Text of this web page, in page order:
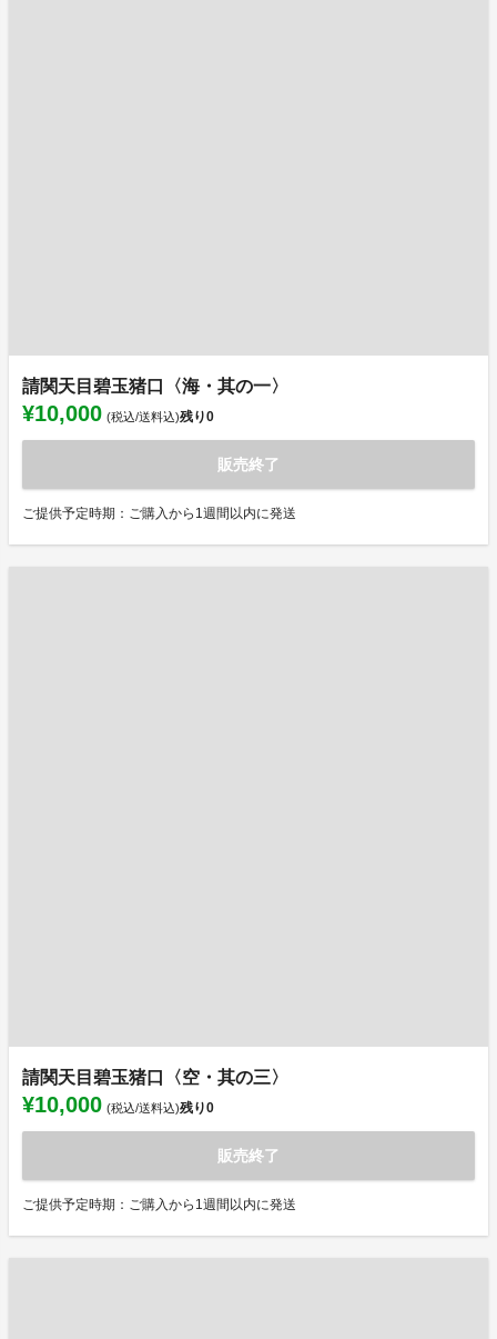
請関天目碧玉猪口〈海・其の一〉
¥10,000 (税込/送料込)残り0
販売終了
ご提供予定時期：ご購入から1週間以内に発送
請関天目碧玉猪口〈空・其の三〉
¥10,000 (税込/送料込)残り0
販売終了
ご提供予定時期：ご購入から1週間以内に発送